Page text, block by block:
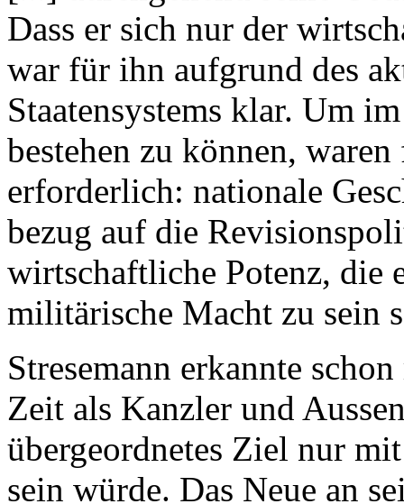
Dass er sich nur der
war für ihn aufgrund des
Staatensystems klar. Um
bestehen zu können,
erforderlich: nationale
bezug auf die
wirtschaftliche Potenz, die
militärische Macht zu sein
Stresemann erkannte
Zeit als Kanzler und
übergeordnetes Ziel nur
sein würde. Das Neue an